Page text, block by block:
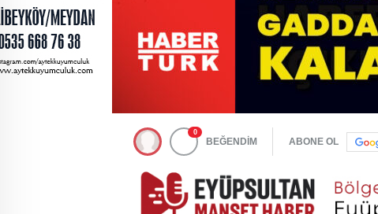
0
BEĞENDİM ABONE OL